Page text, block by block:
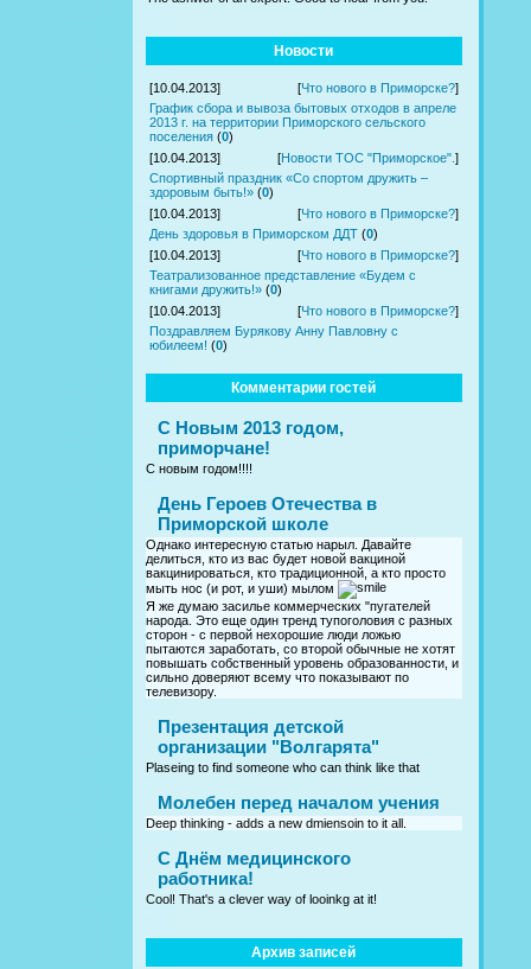
Новости
[10.04.2013] [Что нового в Приморске?]
График сбора и вывоза бытовых отходов в апреле
2013 г. на территории Приморского сельского
поселения (0)
[10.04.2013]
[Новости ТОС "Приморское". ]
Спортивный праздник «Со спортом дружить –
здоровым быть!» (0)
[10.04.2013]
[Что нового в Приморске?]
День здоровья в Приморском ДДТ (0)
[10.04.2013]
[Что нового в Приморске?]
Театрализованное представление «Будем с
книгами дружить!» (0)
[10.04.2013]
[Что нового в Приморске?]
Поздравляем Бурякову Анну Павловну с
юбилеем! (0)
Комментарии гостей
С Новым 2013 годом,
приморчане!
С новым годом!!!!
День Героев Отечества в
Приморской школе
Однако интересную статью нарыл. Давайте
делиться, кто из вас будет новой вакциной
вакцинироваться, кто традиционной, а кто просто
мыть нос (и рот, и уши) мылом
Я же думаю засилье коммерческих "пугателей
народа. Это еще один тренд тупоголовия с разных
сторон - с первой нехорошие люди ложью
пытаются заработать, со второй обычные не хотят
повышать собственный уровень образованности, и
сильно доверяют всему что показывают по
телевизору.
Презентация детской
организации "Волгарята"
Plaseing to find someone who can think like that
Молебен перед началом учения
Deep thinking - adds a new dmiensoin to it all.
C Днём медицинского
работника!
Cool! That's a clever way of looinkg at it!
Архив записей